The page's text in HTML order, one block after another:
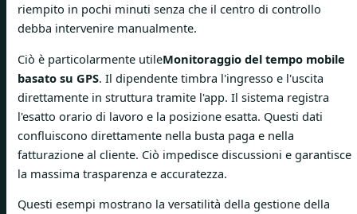
riempito in pochi minuti senza che il centro di controllo
debba intervenire manualmente.
Ciò è particolarmente utileMonitoraggio del tempo mobile
basato su GPS. Il dipendente timbra l'ingresso e l'uscita
direttamente in struttura tramite l'app. Il sistema registra
l'esatto orario di lavoro e la posizione esatta. Questi dati
confluiscono direttamente nella busta paga e nella
fatturazione al cliente. Ciò impedisce discussioni e garantisce
la massima trasparenza e accuratezza.
Questi esempi mostrano la versatilità della gestione della